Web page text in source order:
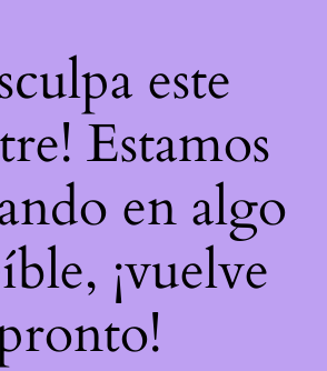
este
Estamos
en algo
¡vuelve